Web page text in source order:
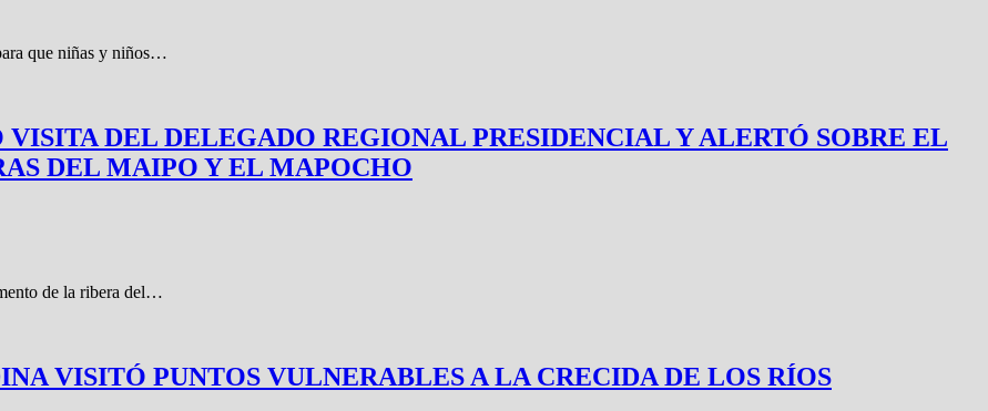
que niñas y niños…
DEL DELEGADO REGIONAL PRESIDENCIAL Y ALERTÓ SOBRE EL
DEL MAIPO Y EL MAPOCHO
de la ribera del…
VISITÓ PUNTOS VULNERABLES A LA CRECIDA DE LOS RÍOS